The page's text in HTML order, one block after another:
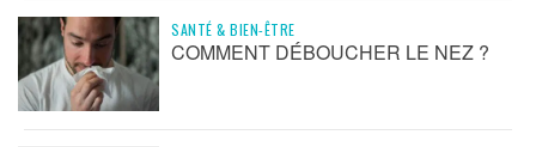
SANTÉ & BIEN-ÊTRE
COMMENT DÉBOUCHER LE NEZ ?